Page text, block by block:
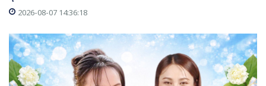
2026-08-07 14:36:18